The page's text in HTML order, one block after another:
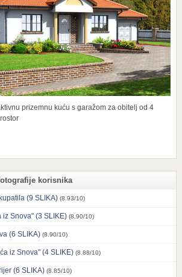
prizemnu kuću s garažom za obitelj od 4
korisnika
(9 SLIKA) (8.93/10)
iz Snova" (3 SLIKE) (8.90/10)
(6 SLIKA) (8.90/10)
iz Snova" (4 SLIKE) (8.88/10)
(6 SLIKA) (8.85/10)